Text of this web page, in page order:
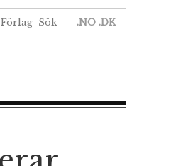
Förlag Sök .NO .DK